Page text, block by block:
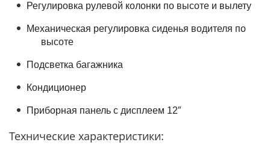
Регулировка рулевой колонки по высоте и вылету
Механическая регулировка сиденья водителя по
высоте
Подсветка багажника
Кондиционер
Приборная панель с дисплеем 12″
Технические характеристики: